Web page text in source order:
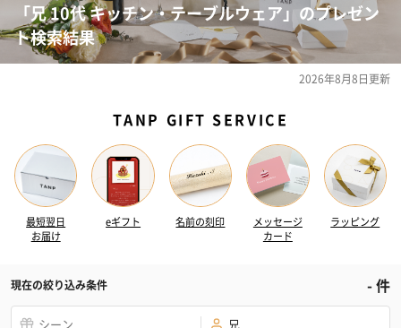
「兄 10代 キッチン・テーブルウェア」のプレゼン
ト検索結果
2026年8月8日更新
TANP GIFT SERVICE
最短翌日
お届け
eギフト 名前の刻印
メッセージ
カード
ラッピング
現在の絞り込み条件 -件
シーン 兄